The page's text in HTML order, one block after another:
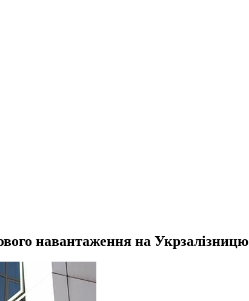
навантаження на Укрзалізницю